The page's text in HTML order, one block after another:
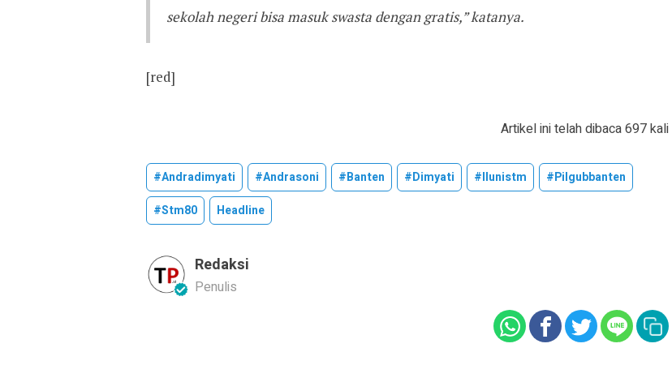
sekolah negeri bisa masuk swasta dengan gratis,” katanya.
[red]
Artikel ini telah dibaca 697 kali
#andradimyati #andrasoni #banten #dimyati #ilunistm
#pilgubbanten
#stm80
Headline
Redaksi
Penulis